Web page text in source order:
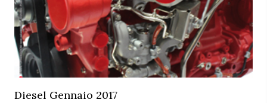
Diesel Gennaio 2017